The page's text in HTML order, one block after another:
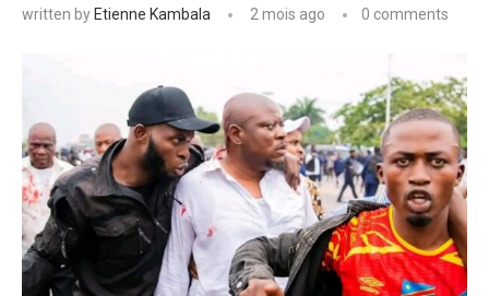
written by Etienne Kambala 2 mois ago 0 comments